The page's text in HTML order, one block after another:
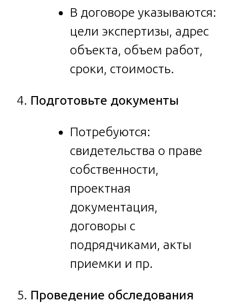
В договоре указываются:
цели экспертизы, адрес
объекта, объем работ,
сроки, стоимость.
Подготовьте документы
Потребуются:
свидетельства о праве
собственности,
проектная
документация,
договоры с
подрядчиками, акты
приемки и пр.
Проведение обследования